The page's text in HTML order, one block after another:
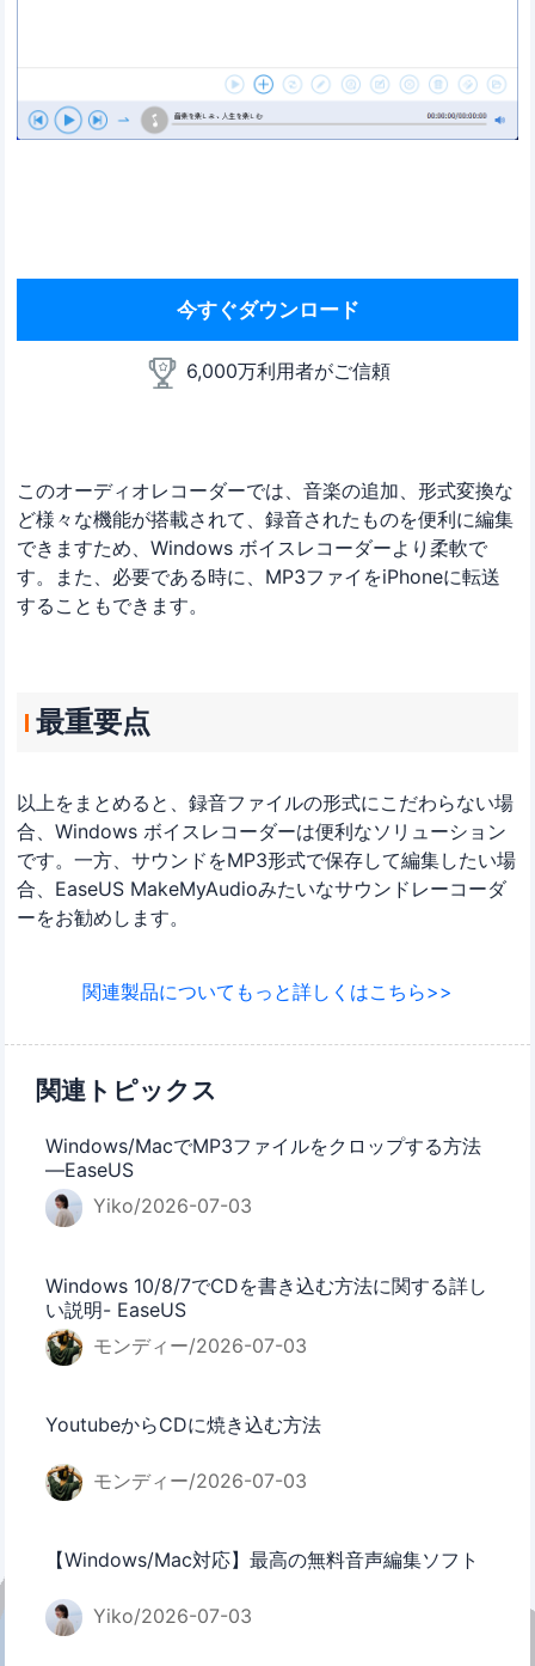
今すぐダウンロード
6,000万利用者がご信頼
このオーディオレコーダーでは、音楽の追加、形式変換な
ど様々な機能が搭載されて、録音されたものを便利に編集
できますため、Windows ボイスレコーダーより柔軟で
す。また、必要である時に、MP3ファイをiPhoneに転送
することもできます。
最重要点
以上をまとめると、録音ファイルの形式にこだわらない場
合、Windows ボイスレコーダーは便利なソリューション
です。一方、サウンドをMP3形式で保存して編集したい場
合、EaseUS MakeMyAudioみたいなサウンドレーコーダ
ーをお勧めします。
関連製品についてもっと詳しくはこちら>>
関連トピックス
Windows/MacでMP3ファイルをクロップする方法
—EaseUS
Yiko/2026-07-03
Windows 10/8/7でCDを書き込む方法に関する詳し
い説明- EaseUS
モンディー/2026-07-03
YoutubeからCDに焼き込む方法
モンディー/2026-07-03
【Windows/Mac対応】最高の無料音声編集ソフト
Yiko/2026-07-03